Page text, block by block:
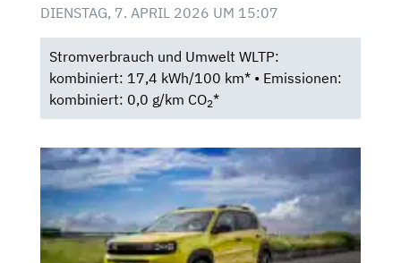
DIENSTAG, 7. APRIL 2026 UM 15:07
Stromverbrauch und Umwelt WLTP:
kombiniert: 17,4 kWh/100 km* • Emissionen:
kombiniert: 0,0 g/km CO2*